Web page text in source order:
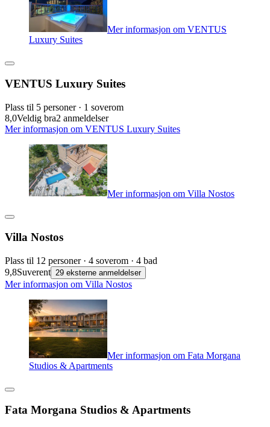
Mer informasjon om VENTUS
Luxury Suites
VENTUS Luxury Suites
Plass til 5 personer · 1 soverom
8,0Veldig bra2 anmeldelser
Mer informasjon om VENTUS Luxury Suites
Mer informasjon om Villa Nostos
Villa Nostos
Plass til 12 personer · 4 soverom · 4 bad
9,8Suverent 29 eksterne anmeldelser
Mer informasjon om Villa Nostos
Mer informasjon om Fata Morgana
Studios & Apartments
Fata Morgana Studios & Apartments